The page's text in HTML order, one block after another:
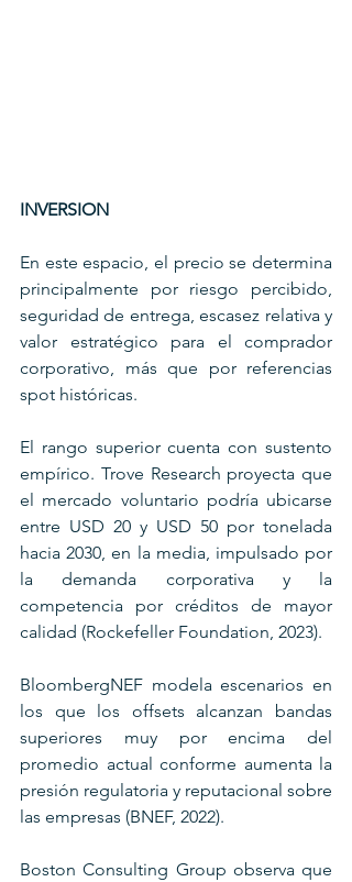
INVERSION
En este espacio, el precio se determina
principalmente por riesgo percibido,
seguridad de entrega, escasez relativa y
valor estratégico para el comprador
corporativo, más que por referencias
spot históricas.
El rango superior cuenta con sustento
empírico. Trove Research proyecta que
el mercado voluntario podría ubicarse
entre USD 20 y USD 50 por tonelada
hacia 2030, en la media, impulsado por
la demanda corporativa y la
competencia por créditos de mayor
calidad (Rockefeller Foundation, 2023).
BloombergNEF modela escenarios en
los que los offsets alcanzan bandas
superiores muy por encima del
promedio actual conforme aumenta la
presión regulatoria y reputacional sobre
las empresas (BNEF, 2022).
Boston Consulting Group observa que